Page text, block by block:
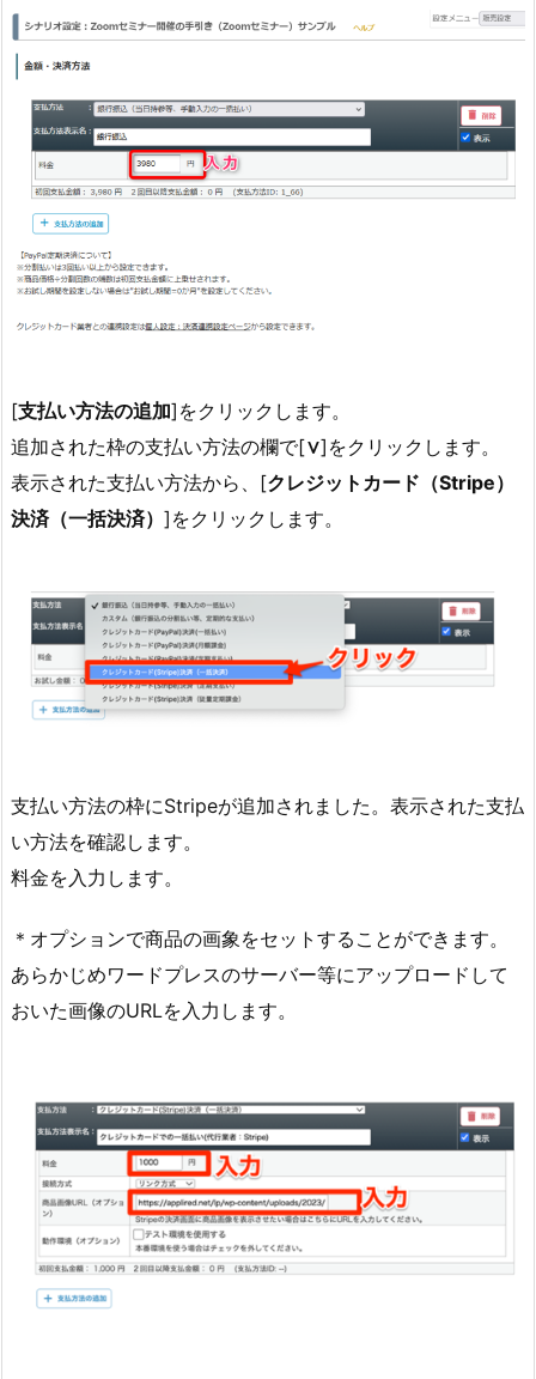
[支払い方法の追加]をクリックします。
追加された枠の支払い方法の欄で[∨]をクリックします。
表示された支払い方法から、[クレジットカード（Stripe）
決済（一括決済） ]をクリックします。
支払い方法の枠にStripeが追加されました。表示された支払
い方法を確認します。
料金を入力します。
＊オプションで商品の画象をセットすることができます。
あらかじめワードプレスのサーバー等にアップロードして
おいた画像のURLを入力します。